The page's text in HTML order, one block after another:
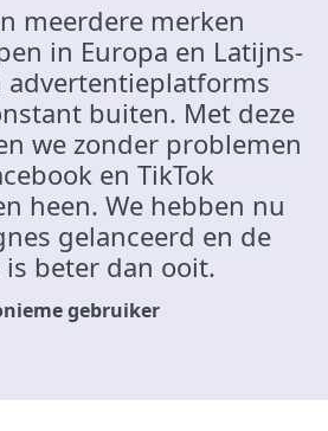
meerdere merken
in Europa en Latijns-
advertentieplatforms
buiten. Met deze
we zonder problemen
en TikTok
heen. We hebben nu
gelanceerd en de
beter dan ooit.
gebruiker